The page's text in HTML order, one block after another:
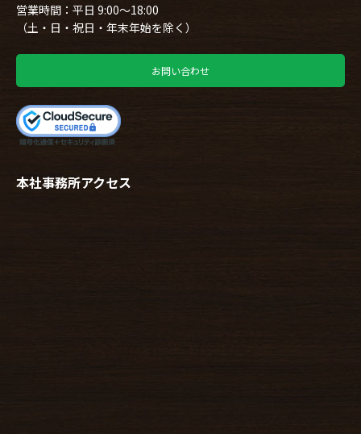
営業時間：平日 9:00～18:00
（土・日・祝日・年末年始を除く）
お問い合わせ
本社事務所アクセス